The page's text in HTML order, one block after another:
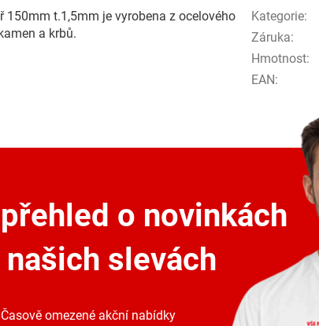
t.1,5mm je vyrobena z ocelového
a krbů.
Kategorie:
Záruka:
Hmotnost:
EAN:
o novinkách
našich slevách
Časově omezené akční nabídky